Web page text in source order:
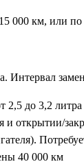
15 000 км, или
Интервал
до 3,2 литра
и открытии/
40 000 км